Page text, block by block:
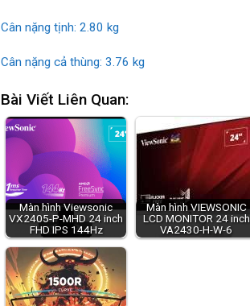
Cân nặng tịnh: 2.80 kg
Cân nặng cả thùng: 3.76 kg
Bài Viết Liên Quan:
Màn hình Viewsonic
VX2405-P-MHD 24 inch
FHD IPS 144Hz
Màn hình VIEWSONIC
LCD MONITOR 24 inch
VA2430-H-W-6